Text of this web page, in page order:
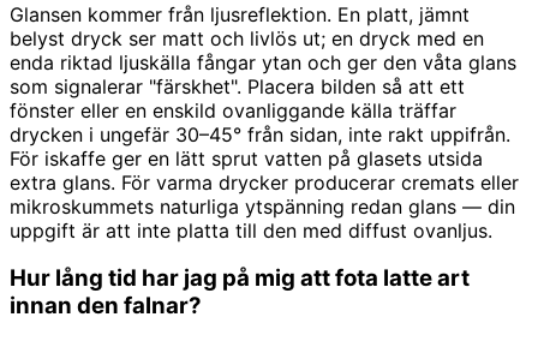
Glansen kommer från ljusreflektion. En platt, jämnt
belyst dryck ser matt och livlös ut; en dryck med en
enda riktad ljuskälla fångar ytan och ger den våta glans
som signalerar "färskhet". Placera bilden så att ett
fönster eller en enskild ovanliggande källa träffar
drycken i ungefär 30–45° från sidan, inte rakt uppifrån.
För iskaffe ger en lätt sprut vatten på glasets utsida
extra glans. För varma drycker producerar cremats eller
mikroskummets naturliga ytspänning redan glans — din
uppgift är att inte platta till den med diffust ovanljus.
Hur lång tid har jag på mig att fota latte art
innan den falnar?